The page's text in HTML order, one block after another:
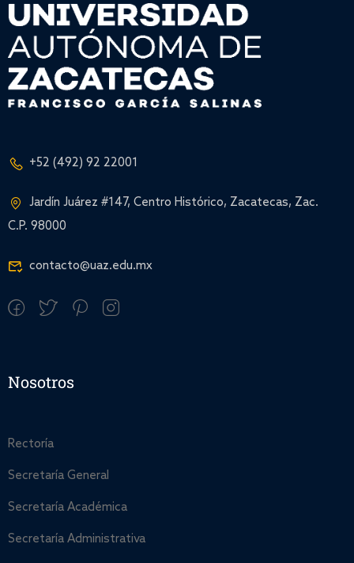
+52 (492) 92 22001
Jardín Juárez #147, Centro Histórico, Zacatecas, Zac.
C.P. 98000
contacto@uaz.edu.mx
Nosotros
Rectoría
Secretaría General
Secretaría Académica
Secretaría Administrativa